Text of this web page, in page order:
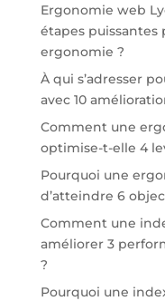
Ergonomie web
étapes puissantes
ergonomie ?
À qui s’adresser
avec 10
Comment une
optimise-t-elle 4
Pourquoi une
d’atteindre 6
Comment une
améliorer 3
?
Pourquoi une